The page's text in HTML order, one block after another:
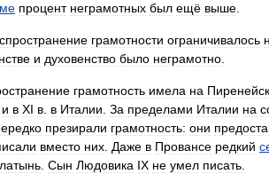
процент неграмотных был ещё выше.
грамотности ограничивалось
и духовенство было неграмотно.
грамотность имела на
и в XI в. в Италии. За пределами Италии на
презирали грамотность: они
вместо них. Даже в Провансе редкий
латынь. Сын Людовика IX не умел писать.